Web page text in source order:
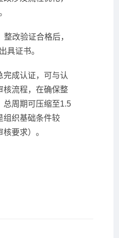
改验证合格后，
具证书。
完成认证，可与认
核流程，在确保整
总周期可压缩至1.5
组织基础条件较
要求）。